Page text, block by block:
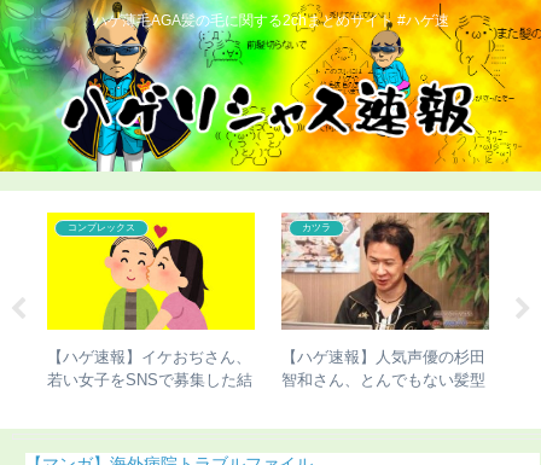
ハゲ薄毛AGA髪の毛に関する2chまとめサイト #ハゲ速
声優の杉田
もない髪型
コンプレックス
【ハゲ速報】植毛手術を受け
て「人生が変わった」人がこ
こどおじ・ニート
【ハゲ速報】ハゲたら人
了するという現実ｗｗｗ